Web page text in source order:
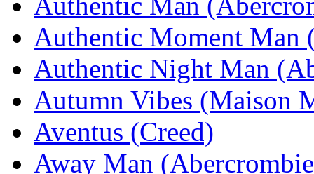
Authentic Moment Man
Authentic Night Man
Autumn Vibes (Maison
Aventus (Creed)
Away Man